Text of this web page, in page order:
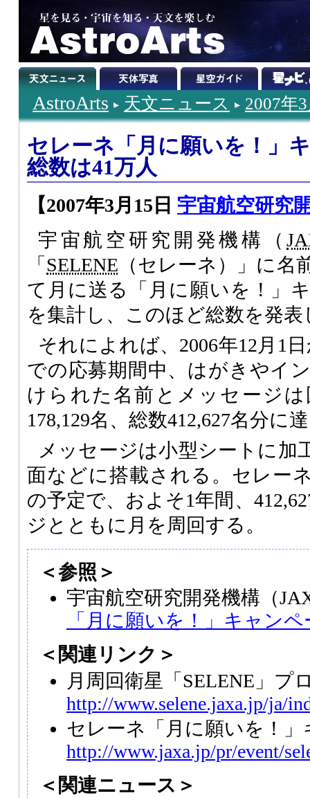
AstroArts 天文ニュース 2007年
セレーネ「月に願いを！」
総数は41万人
【2007年3月15日 宇宙航空研究
宇宙航空研究開発機構（
「 SELENE （セレーネ）」に
て月に送る「月に願いを！」
を集計し、このほど総数を発表
それによれば、2006年12月1
での応募期間中、はがきやイ
けられた名前とメッセージは
178,129名、総数412,627名分に
メッセージは小型シートに加
面などに搭載される。セレー
の予定で、およそ1年間、
ジとともに月を周回する。
＜参照＞
宇宙航空研究開発機構（
「月に願いを！」キャンペ
＜関連リンク＞
月周回衛星「SELENE」プ
http://www.selene.jaxa.jp/ja/
セレーネ「月に願いを！
http://www.jaxa.jp/pr/event/
＜関連ニュース＞